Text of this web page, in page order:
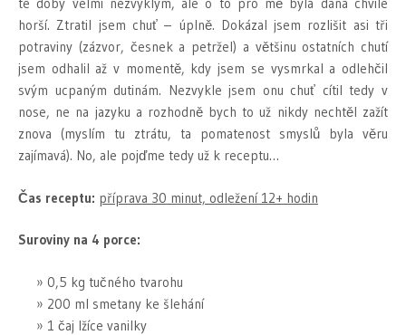
horší. Ztratil jsem chuť – úplně. Dokázal jsem rozlišit asi tři
potraviny (zázvor, česnek a petržel) a většinu ostatních chutí
jsem odhalil až v momentě, kdy jsem se vysmrkal a odlehčil
svým ucpaným dutinám. Nezvykle jsem onu chuť cítil tedy v
nose, ne na jazyku a rozhodně bych to už nikdy nechtěl zažít
znova (myslím tu ztrátu, ta pomatenost smyslů byla věru
zajímavá). No, ale pojďme tedy už k receptu…
Čas receptu: příprava 30 minut, odležení 12+ hodin
Suroviny na 4 porce:
0,5 kg tučného tvarohu
200 ml smetany ke šlehání
1 čaj lžíce vanilky